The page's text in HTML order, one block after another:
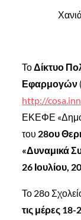
ΤοΔίκτυο
Εφαρμογών
http://
ΕΚΕΦΕ
του 28ου
«Δυναμικά
26 Ιουλίου,
Το 28ο
τις μέρες